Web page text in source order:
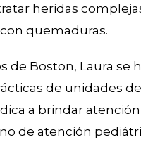
heridas
quemaduras.
de Boston, Laura
de unidades
a brindar
de atención